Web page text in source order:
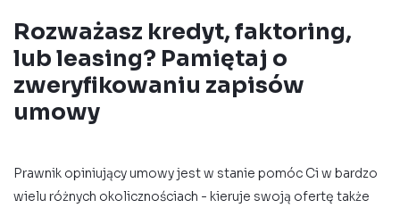
Rozważasz kredyt, faktoring,
lub leasing? Pamiętaj o
zweryfikowaniu zapisów
umowy
Prawnik opiniujący umowy jest w stanie pomóc Ci w bardzo
wielu różnych okolicznościach - kieruje swoją ofertę także